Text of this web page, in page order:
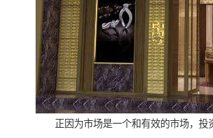
正因为市场是一个和有效的市场，投